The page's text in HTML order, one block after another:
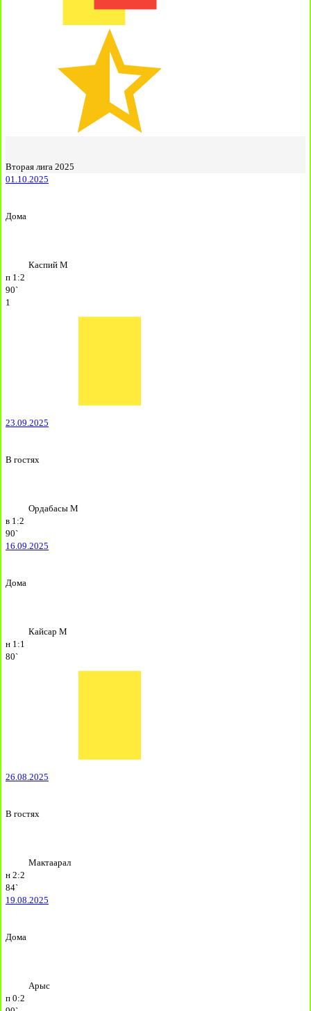
Вторая лига 2025
01.10.2025
Дома
Каспий М
п 1:2
90`
1
23.09.2025
В гостях
Ордабасы М
в 1:2
90`
16.09.2025
Дома
Кайсар М
н 1:1
80`
26.08.2025
В гостях
Мактаарал
н 2:2
84`
19.08.2025
Дома
Арыс
п 0:2